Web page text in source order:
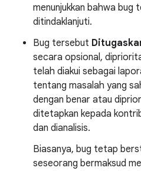
menunjukkan bahwa bug
ditindaklanjuti.
Bug tersebut
secara opsional,
telah diakui sebagai
tentang masalah yang
dengan benar atau
ditetapkan kepada
dan dianalisis.
Biasanya, bug tetap
seseorang bermaksud